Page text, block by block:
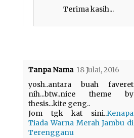
Terima kasih...
Tanpa Nama 18 Julai, 2016
yosh..antara buah faveret
nih...btw..nice theme by
thesis...kite geng..
Jom tgk kat sini..Kenapa
Tiada Warna Merah Jambu di
Terengganu